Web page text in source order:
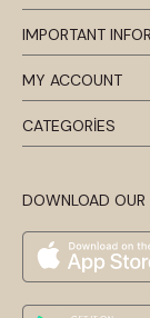
IMPORTANT
MY ACCOUNT
CATEGORİES
DOWNLOAD OUR